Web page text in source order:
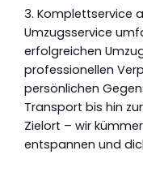
3. Komplettservice
Umzugsservice
erfolgreichen
professionellen
persönlichen
Transport bis hin
Zielort – wir
entspannen und